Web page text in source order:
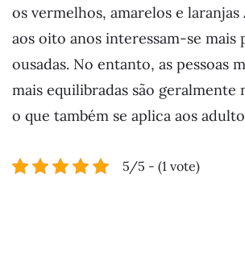
os vermelhos, amarelos e laranjas
aos oito anos interessam-se mais
ousadas. No entanto, as pessoas
mais equilibradas são geralmente
o que também se aplica aos
5/5 - (1 vote)